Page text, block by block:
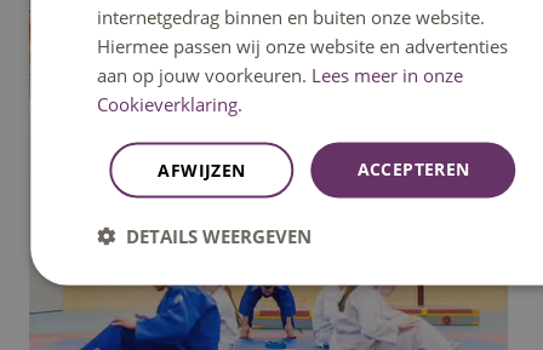
internetgedrag binnen en buiten onze website.
Hiermee passen wij onze website en advertenties
aan op jouw voorkeuren. Lees meer in onze
Cookieverklaring.
ACCEPTEREN
AFWIJZEN
DETAILS WEERGEVEN